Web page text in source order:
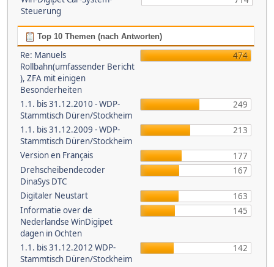
Steuerung
Top 10 Themen (nach Antworten)
Re: Manuels
Rollbahn(umfassender Bericht
), ZFA mit einigen
Besonderheiten
474
1.1. bis 31.12.2010 - WDP-
Stammtisch Düren/Stockheim
249
1.1. bis 31.12.2009 - WDP-
Stammtisch Düren/Stockheim
213
Version en Français
177
Drehscheibendecoder
DinaSys DTC
167
Digitaler Neustart
163
Informatie over de
Nederlandse WinDigipet
dagen in Ochten
145
1.1. bis 31.12.2012 WDP-
Stammtisch Düren/Stockheim
142